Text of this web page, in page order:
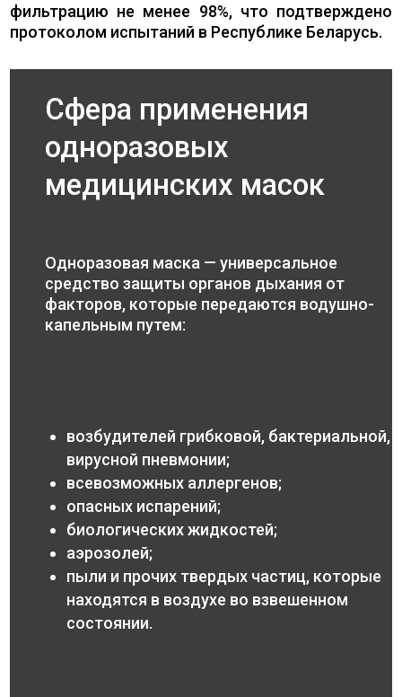
фильтрацию не менее 98%, что подтверждено
протоколом испытаний в Республике Беларусь.
Сфера применения
одноразовых
медицинских масок
Одноразовая маска — универсальное
средство защиты органов дыхания от
факторов, которые передаются водушно-
капельным путем:
возбудителей грибковой, бактериальной,
вирусной пневмонии;
всевозможных аллергенов;
опасных испарений;
биологических жидкостей;
аэрозолей;
пыли и прочих твердых частиц, которые
находятся в воздухе во взвешенном
состоянии.